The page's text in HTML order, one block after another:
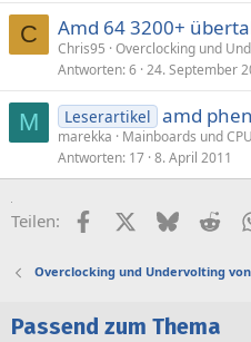
C Amd 64 3200+
Chris95 Overclocking und
Antworten 6 24. September
M Leserartikel amd
marekka
Mainboards und
Antworten 17 8. April 2011
Teilen: FacebookX (Twitter)
Bluesky
Overclocking und Undervolting
Passend zum Thema